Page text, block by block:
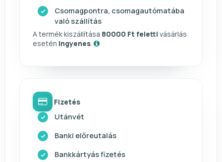
Csomagpontra, csomagautómatába
való szállítás
A termék kiszállítása 80000 Ft feletti vásárlás
esetén ingyenes
Fizetés
Utánvét
Banki előreutalás
Bankkártyás fizetés